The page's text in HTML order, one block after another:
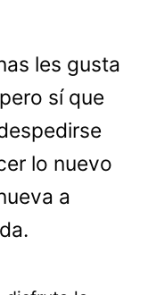
les gusta
sí que
lo nuevo
a